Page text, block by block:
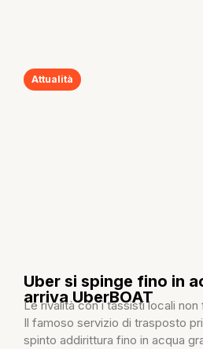
Attualità
Uber si spinge fino in
arriva UberBOAT
Le rivalità con i tassisti locali non
Il famoso servizio di trasposto
spinto addirittura fino in acqua